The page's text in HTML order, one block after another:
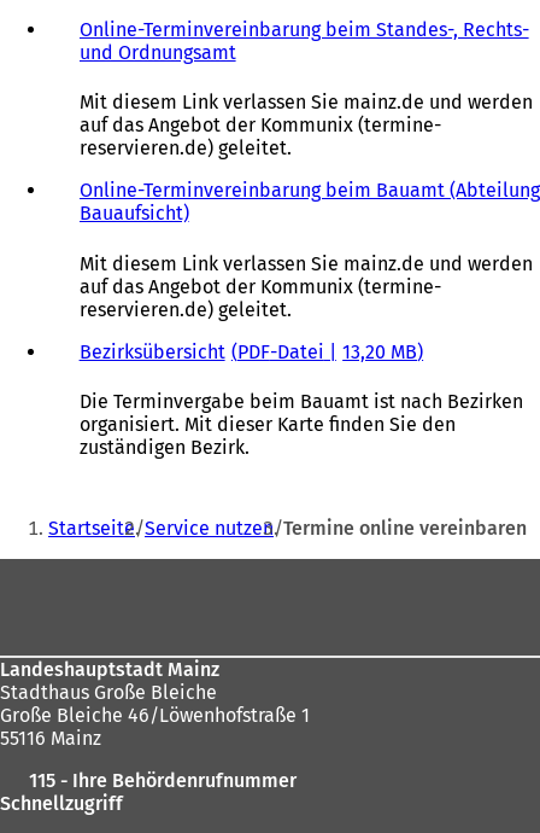
m
u
e
a
t
e
i
m
u
e
a
)
Online-Terminvereinbarung beim Standes-, Rechts-
und Ordnungsamt(
f
f
n
t
e
i
n
m
e
u
e
b
)
Mit diesem Link verlassen Sie mainz.de und werden
auf das Angebot der Kommunix (termine-
reservieren.de) geleitet.
Online-Terminvereinbarung beim Bauamt (Abteilung
Bauaufsicht)(
f
f
n
t
n
e
i
n
e
a
b
)
Mit diesem Link verlassen Sie mainz.de und werden
auf das Angebot der Kommunix (termine-
reservieren.de) geleitet.
Bezirksübersicht PDF-Datei 13,20 MB
Die Terminvergabe beim Bauamt ist nach Bezirken
organisiert. Mit dieser Karte finden Sie den
zuständigen Bezirk.
Sie
befinden
Startseite Service nutzen Termine online vereinbaren
Landeshauptstadt Mainz
Stadthaus Große Bleiche
Große Bleiche 46/Löwenhofstraße 1
55116 Mainz
115 - Ihre Behördenrufnummer
Schnellzugriff